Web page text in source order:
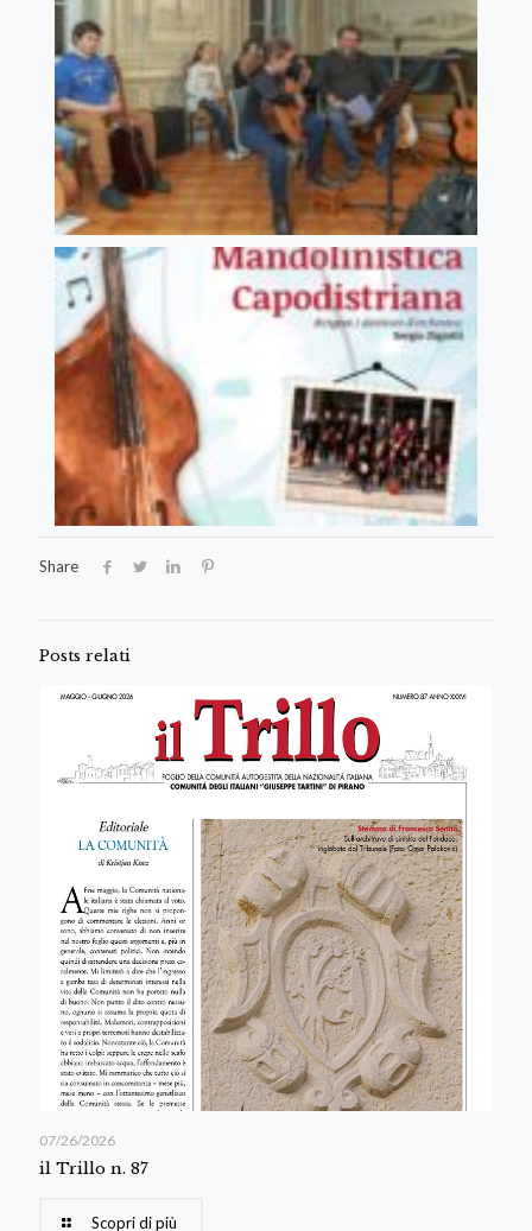
Share
Posts relati
07/26/2026
il Trillo n. 87
Scopri di più